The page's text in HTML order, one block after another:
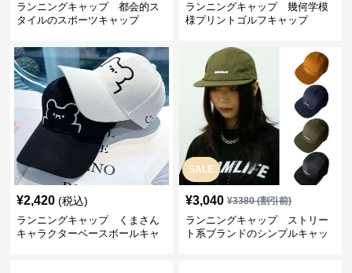
ランニングキャップ 都会的ス
タイルのスポーツキャップ
ランニングキャップ 幾何学模
様プリントゴルフキャップ
¥2,420 (税込)
ランニングキャップ くまさん
キャラクターベースボールキャ
SALE
¥3,040 ¥3380(割引前)
ランニングキャップ ストリー
ト系ブランドのシンプルキャッ